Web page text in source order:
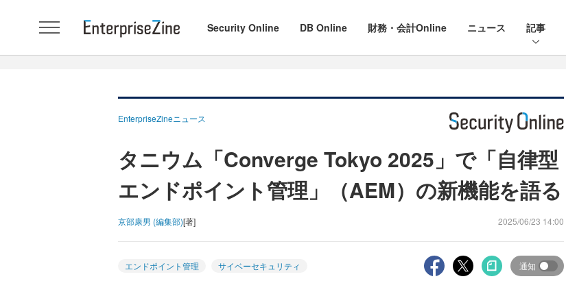
Security Online DB Online 財務・会計Online ニュース 記事
EnterpriseZineニュース
タニウム「Converge Tokyo 2025」で「自律型
エンドポイント管理」（AEM）の新機能を語る
京部康男 (編集部)[著] 2025/06/23 14:00
エンドポイント管理 サイベーセキュリティ 通知